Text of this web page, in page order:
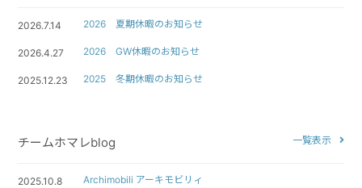
2026.7.14 2026 夏期休暇のお知らせ
2026.4.27 2026 GW休暇のお知らせ
2025.12.23 2025 冬期休暇のお知らせ
チームホマレblog 一覧表示
2025.10.8
Archimobili アーキモビリィ